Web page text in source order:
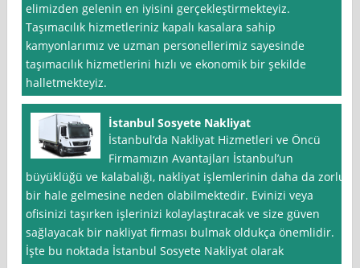
elimizden gelenin en iyisini gerçekleştirmekteyiz.
Taşımacılık hizmetleriniz kapalı kasalara sahip
kamyonlarımız ve uzman personellerimiz sayesinde
taşımacılık hizmetlerini hızlı ve ekonomik bir şekilde
halletmekteyiz.
İstanbul Sosyete Nakliyat
İstanbul‘da Nakliyat Hizmetleri ve Öncü
Firmamızın Avantajları İstanbul’un
büyüklüğü ve kalabalığı, nakliyat işlemlerinin daha da zorlu
bir hale gelmesine neden olabilmektedir. Evinizi veya
ofisinizi taşırken işlerinizi kolaylaştıracak ve size güven
sağlayacak bir nakliyat firması bulmak oldukça önemlidir.
İşte bu noktada İstanbul Sosyete Nakliyat olarak